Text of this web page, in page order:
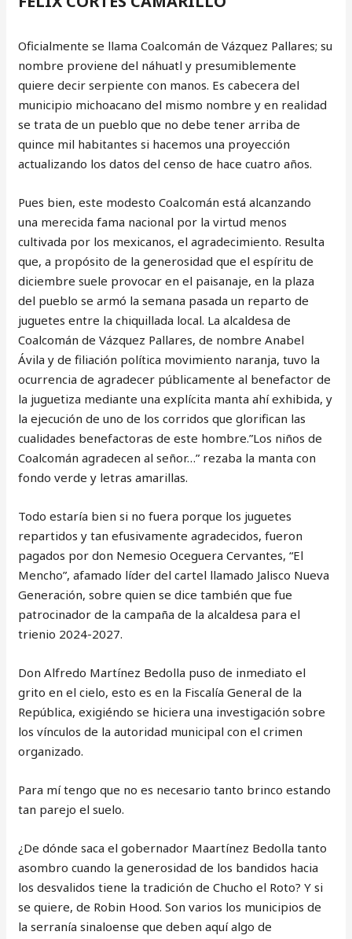
Oficialmente se llama Coalcomán de Vázquez Pallares; su
nombre proviene del náhuatl y presumiblemente
quiere decir serpiente con manos. Es cabecera del
municipio michoacano del mismo nombre y en realidad
se trata de un pueblo que no debe tener arriba de
quince mil habitantes si hacemos una proyección
actualizando los datos del censo de hace cuatro años.
Pues bien, este modesto Coalcomán está alcanzando
una merecida fama nacional por la virtud menos
cultivada por los mexicanos, el agradecimiento. Resulta
que, a propósito de la generosidad que el espíritu de
diciembre suele provocar en el paisanaje, en la plaza
del pueblo se armó la semana pasada un reparto de
juguetes entre la chiquillada local. La alcaldesa de
Coalcomán de Vázquez Pallares, de nombre Anabel
Ávila y de filiación política movimiento naranja, tuvo la
ocurrencia de agradecer públicamente al benefactor de
la juguetiza mediante una explícita manta ahí exhibida, y
la ejecución de uno de los corridos que glorifican las
cualidades benefactoras de este hombre.”Los niños de
Coalcomán agradecen al señor…” rezaba la manta con
fondo verde y letras amarillas.
Todo estaría bien si no fuera porque los juguetes
repartidos y tan efusivamente agradecidos, fueron
pagados por don Nemesio Oceguera Cervantes, “El
Mencho”, afamado líder del cartel llamado Jalisco Nueva
Generación, sobre quien se dice también que fue
patrocinador de la campaña de la alcaldesa para el
trienio 2024-2027.
Don Alfredo Martínez Bedolla puso de inmediato el
grito en el cielo, esto es en la Fiscalía General de la
República, exigiéndo se hiciera una investigación sobre
los vínculos de la autoridad municipal con el crimen
organizado.
Para mí tengo que no es necesario tanto brinco estando
tan parejo el suelo.
¿De dónde saca el gobernador Maartínez Bedolla tanto
asombro cuando la generosidad de los bandidos hacia
los desvalidos tiene la tradición de Chucho el Roto? Y si
se quiere, de Robin Hood. Son varios los municipios de
la serranía sinaloense que deben aquí algo de